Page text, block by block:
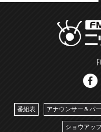
番組表 アナウンサー＆パ
ショウアッ